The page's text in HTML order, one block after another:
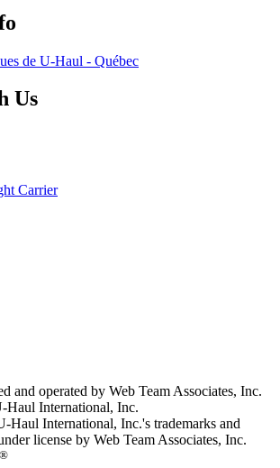
de U-Haul - Québec
Us
Carrier
and operated by Web Team Associates, Inc.
Haul International, Inc.
Haul International, Inc.'s trademarks and
license by Web Team Associates, Inc.
®